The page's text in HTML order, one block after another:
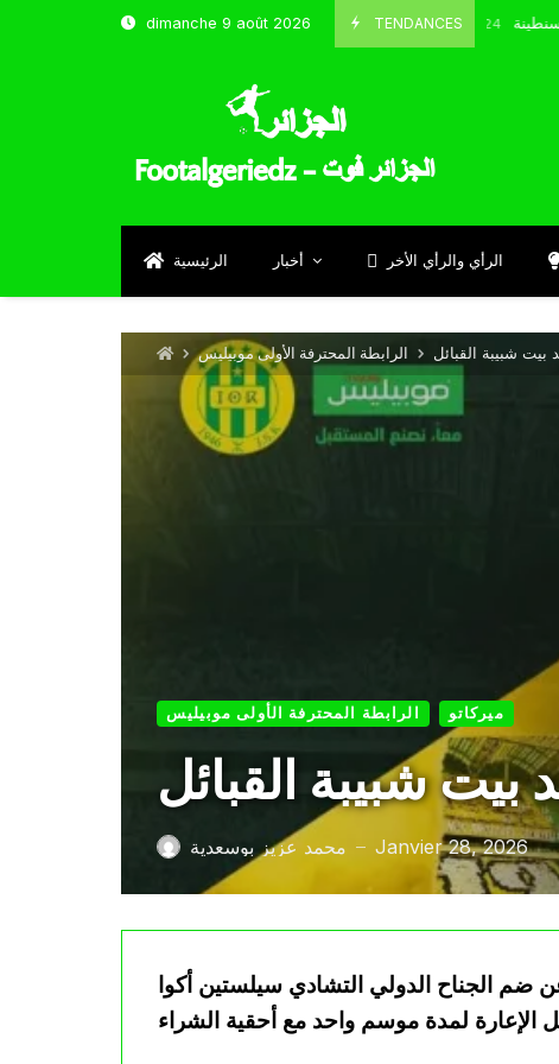
dimanche 9 août 2026 TENDANCES
Octobre 8, 2024 و شباب قسنطينة
الرئيسية أخبار الرأي والرأي الأخر
الرابطة المحترفة الأولى موبيليس بيت شبيبة القبائل
الرابطة المحترفة الأولى موبيليس ميركاتو
شبيبة القبائل
محمد عزيز بوسعدية — Janvier 28, 2026
ضم الجناح الدولي التشادي سيلستين أكوا